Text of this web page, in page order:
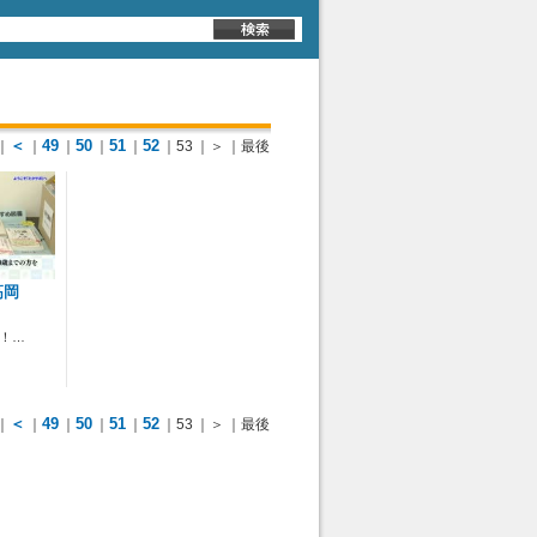
＜ 49 50 51 52 ｜53 ｜＞ ｜最後
…
＜ 49 50 51 52 ｜53 ｜＞ ｜最後